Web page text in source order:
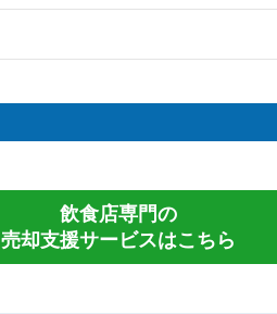
飲食店専門の
売却支援サービスはこちら